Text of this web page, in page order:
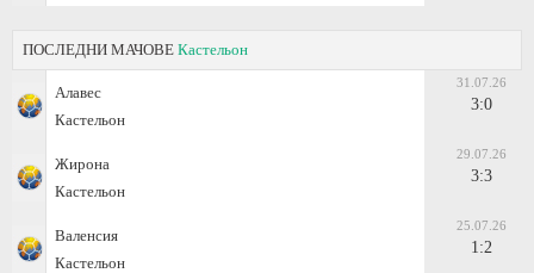
ПОСЛЕДНИ МАЧОВЕ Кастельон
Алавес
Кастельон
31.07.26
3:0
Жирона
Кастельон
29.07.26
3:3
Валенсия
Кастельон
25.07.26
1:2